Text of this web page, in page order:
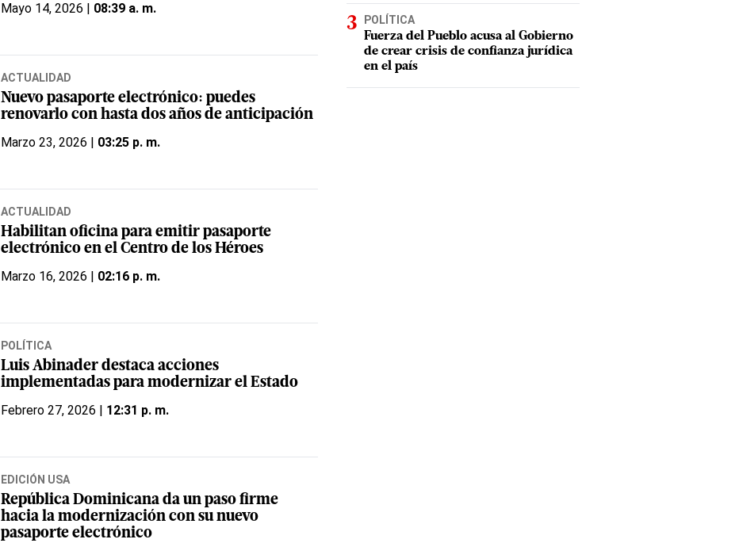
Mayo 14, 2026 | 08:39 a. m.
ACTUALIDAD
Nuevo pasaporte electrónico: puedes
renovarlo con hasta dos años de anticipación
Marzo 23, 2026 | 03:25 p. m.
ACTUALIDAD
Habilitan oficina para emitir pasaporte
electrónico en el Centro de los Héroes
Marzo 16, 2026 | 02:16 p. m.
POLÍTICA
Luis Abinader destaca acciones
implementadas para modernizar el Estado
Febrero 27, 2026 | 12:31 p. m.
EDICIÓN USA
República Dominicana da un paso firme
hacia la modernización con su nuevo
pasaporte electrónico
POLÍTICA
Fuerza del Pueblo acusa al Gobierno
de crear crisis de confianza jurídica
en el país